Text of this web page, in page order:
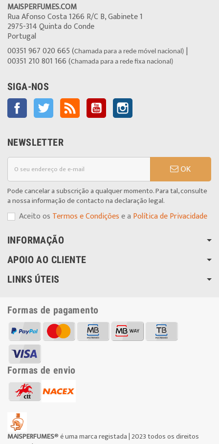
MAISPERFUMES.COM
Rua Afonso Costa 1266 R/C B, Gabinete 1
2975-314 Quinta do Conde
Portugal
00351 967 020 665 (Chamada para a rede móvel nacional) |
00351 210 801 166 (Chamada para a rede fixa nacional)
SIGA-NOS
Facebook Twitter Rss YouTube
NEWSLETTER
OK
Pode cancelar a subscrição a qualquer momento. Para tal, consulte
a nossa informação de contacto na declaração legal.
Aceito os Termos e Condiçõese a Política de Privacidade
INFORMAÇÃO
APOIO AO CLIENTE
LINKS ÚTEIS
Formas de pagamento
Formas de envio
MAISPERFUMES® é uma marca registada | 2023 todos os direitos